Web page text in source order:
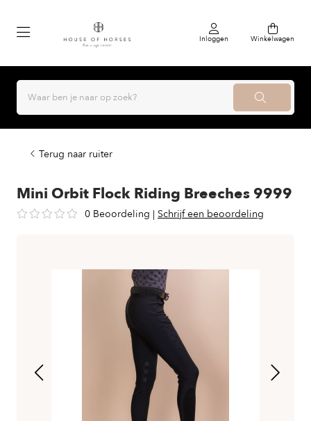
Inloggen Winkelwagen
Terug naar ruiter
Mini Orbit Flock Riding Breeches 9999
0 Beoordeling | Schrijf een beoordeling